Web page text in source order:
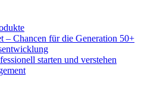
– Chancen für die Generation 50+
starten und verstehen